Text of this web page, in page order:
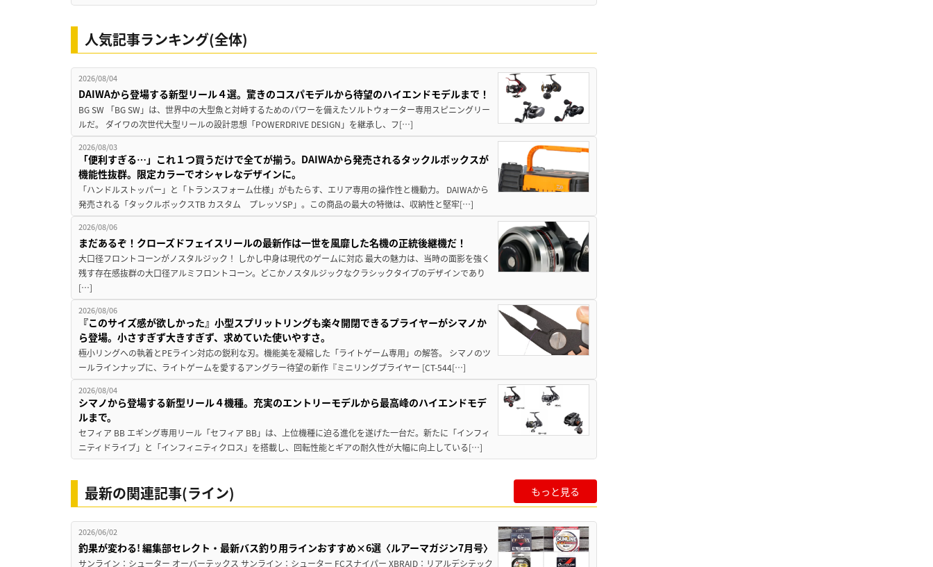
人気記事ランキング(全体)
2026/08/04
DAIWAから登場する新型リール４選。驚きのコスパモデルから待望のハイエンドモデルまで！
BG SW 「BG SW」は、世界中の大型魚と対峙するためのパワーを備えたソルトウォーター専用スピニングリー
ルだ。 ダイワの次世代大型リールの設計思想「POWERDRIVE DESIGN」を継承し、フ[…]
2026/08/03
「便利すぎる…」これ１つ買うだけで全てが揃う。DAIWAから発売されるタックルボックスが
機能性抜群。限定カラーでオシャレなデザインに。
「ハンドルストッパー」と「トランスフォーム仕様」がもたらす、エリア専用の操作性と機動力。 DAIWAから
発売される「タックルボックスTB カスタム プレッソSP」。この商品の最大の特徴は、収納性と堅牢[…]
2026/08/06
まだあるぞ！クローズドフェイスリールの最新作は一世を風靡した名機の正統後継機だ！
大口径フロントコーンがノスタルジック！ しかし中身は現代のゲームに対応 最大の魅力は、当時の面影を強く
残す存在感抜群の大口径アルミフロントコーン。どこかノスタルジックなクラシックタイプのデザインであり
[…]
2026/08/06
『このサイズ感が欲しかった』小型スプリットリングも楽々開閉できるプライヤーがシマノか
ら登場。小さすぎず大きすぎず、求めていた使いやすさ。
極小リングへの執着とPEライン対応の鋭利な刃。機能美を凝縮した「ライトゲーム専用」の解答。 シマノのツ
ールラインナップに、ライトゲームを愛するアングラー待望の新作『ミニリングプライヤー [CT-544[…]
2026/08/04
シマノから登場する新型リール４機種。充実のエントリーモデルから最高峰のハイエンドモデ
ルまで。
セフィア BB エギング専用リール「セフィア BB」は、上位機種に迫る進化を遂げた一台だ。新たに「インフィ
ニティドライブ」と「インフィニティクロス」を搭載し、回転性能とギアの耐久性が大幅に向上している[…]
最新の関連記事(ライン) もっと見る
2026/06/02
釣果が変わる! 編集部セレクト・最新バス釣り用ラインおすすめ×6選〈ルアーマガジン7月号〉
サンライン：シューター オーバーテックス サンライン：シューター FCスナイパー XBRAID：リアルデシテック